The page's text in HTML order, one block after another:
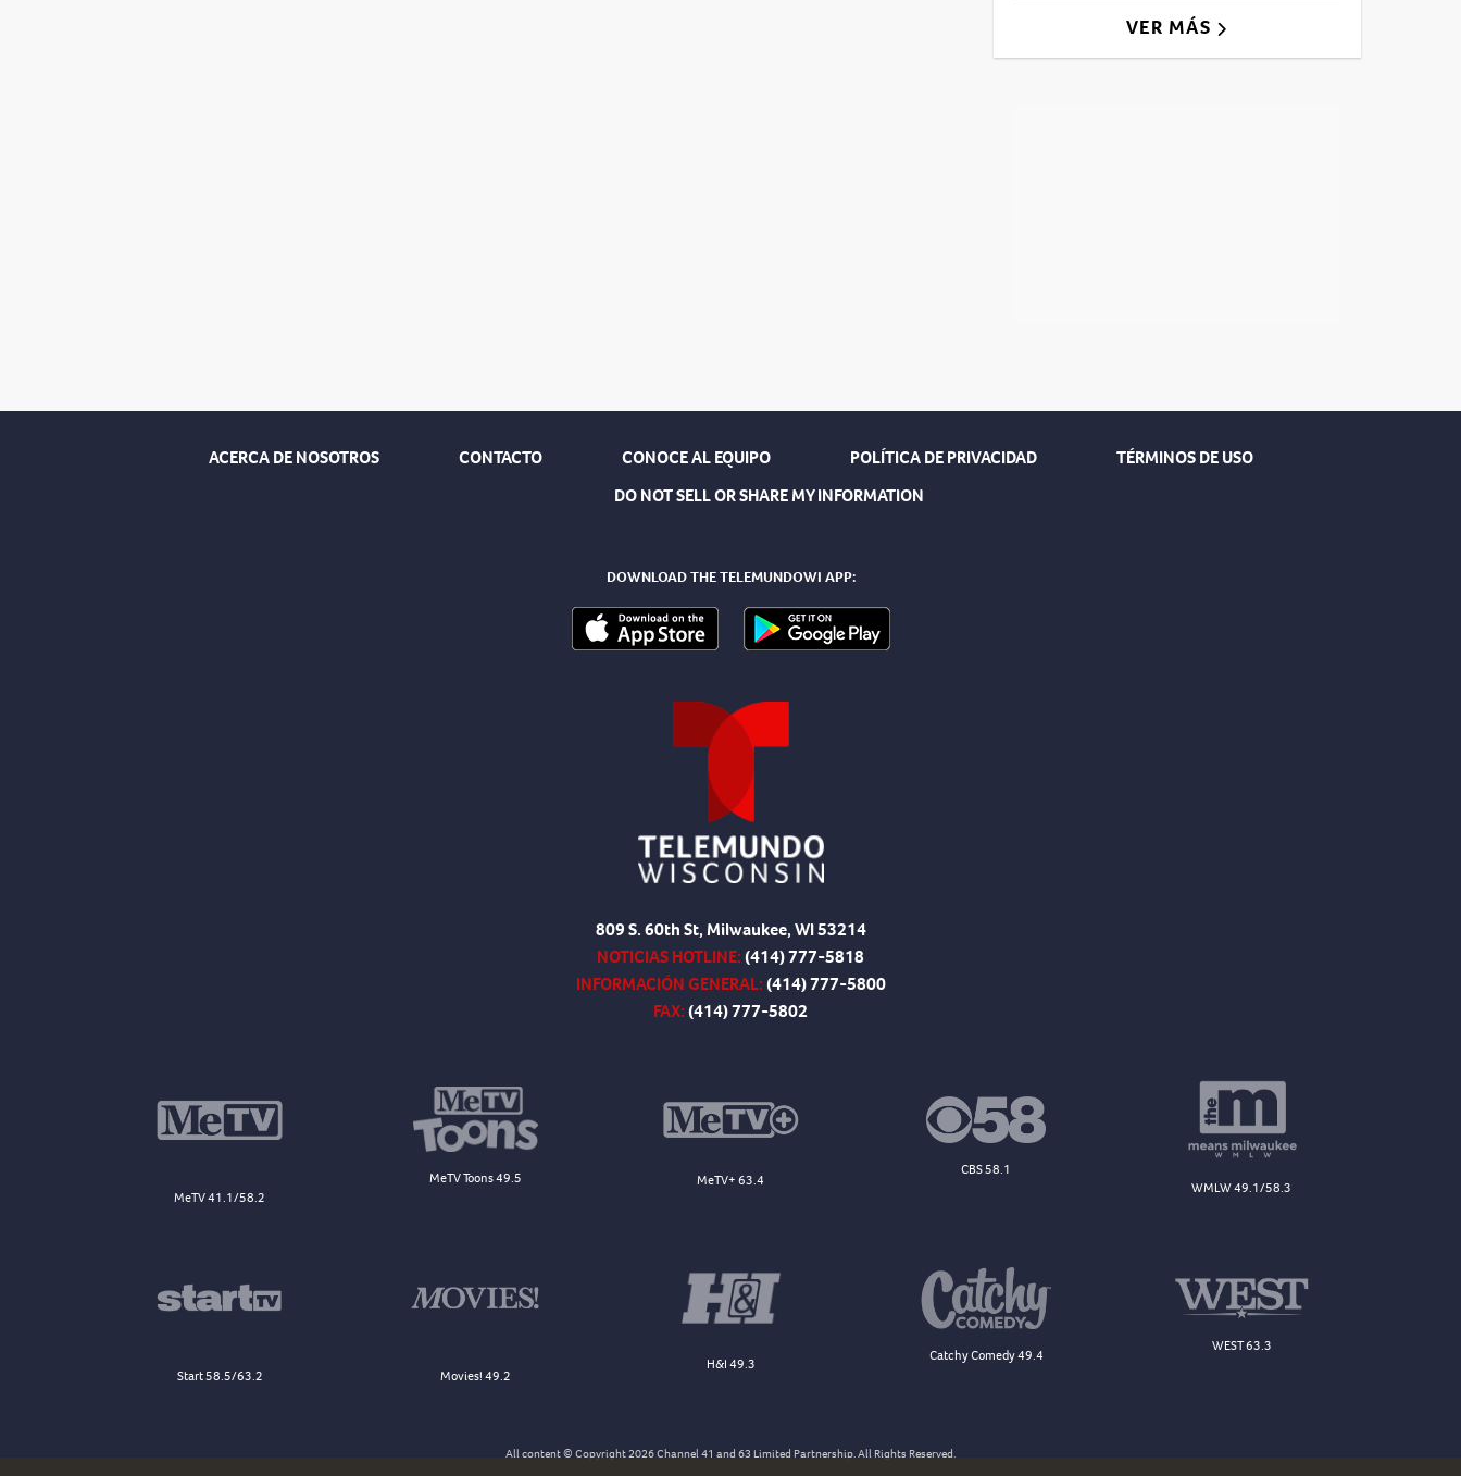
VER MÁS
ACERCA DE NOSOTROS CONTACTO CONOCE AL EQUIPO POLÍTICA DE PRIVACIDAD
TÉRMINOS DE USO
DO NOT SELL OR SHARE MY INFORMATION
DOWNLOAD THE TELEMUNDOWI APP:
809 S. 60th St, Milwaukee, WI 53214
NOTICIAS HOTLINE:(414) 777-5818
INFORMACIÓN GENERAL:(414) 777-5800
FAX:(414) 777-5802
MeTV 41.1/58.2
MeTV Toons 49.5 MeTV+ 63.4
CBS 58.1
WMLW 49.1/58.3
Start 58.5/63.2 Movies! 49.2
H&I 49.3
Catchy Comedy 49.4
WEST 63.3
All content © Copyright 2026 Channel 41 and 63 Limited Partnership. All Rights Reserved.